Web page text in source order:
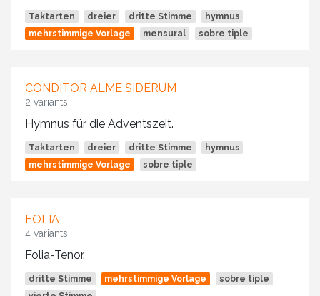
Taktarten dreier dritte Stimme
hymnus
mehrstimmige Vorlage
mensural sobre tiple
CONDITOR ALME SIDERUM
2 variants
Hymnus für die Adventszeit.
Taktarten dreier dritte Stimme
hymnus
mehrstimmige Vorlage
sobre tiple
FOLIA
4 variants
Folia-Tenor.
dritte Stimme mehrstimmige Vorlage
sobre tiple